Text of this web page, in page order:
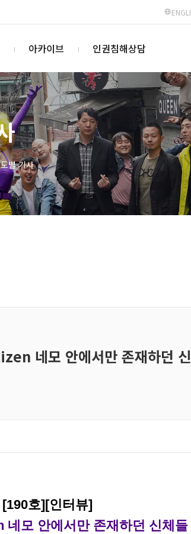
아카이브 인권침해상담
별 기사
네모 안에서만 존재하던 신
[190호][인터뷰]
모 안에서만 존재하던 신체들